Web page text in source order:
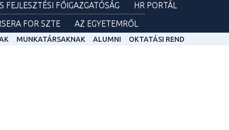
FEJLESZTÉSI FŐIGAZGATÓSÁG
HR PORTÁL
FOR SZTE
AZ EGYETEMRŐL
MUNKATÁRSAKNAK ALUMNI OKTATÁSI REND